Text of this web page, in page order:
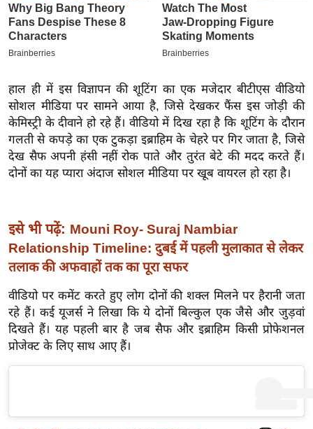
म
ई
-
प
र
मि
सा
ल
मि
सा
ल
श
ख्सि
य
त
यं
ग
हाल ही में इस विज्ञापन की शूटिंग का एक मजेदार बीटीएस वीडियो
सोशल मीडिया पर सामने आया है, जिसे देखकर फैंस इस जोड़ी की
केमिस्ट्री के दीवाने हो रहे हैं। वीडियो में दिख रहा है कि शूटिंग के दौरान
गलती से कपड़े का एक टुकड़ा इब्राहिम के चेहरे पर गिर जाता है, जिसे
देख सैफ अपनी हंसी नहीं रोक पाते और तुरंत बेटे की मदद करते हैं।
दोनों का यह प्यारा अंदाज सोशल मीडिया पर खूब वायरल हो रहा है।
इसे भी पढ़ें: Mouni Roy- Suraj Nambiar
Relationship Timeline: दुबई में पहली मुलाकात से लेकर
तलाक की अफवाहों तक का पूरा सफर
वीडियो पर कमेंट करते हुए लोग दोनों की शक्ल मिलने पर हैरानी जता
रहे हैं। कई यूजर्स ने लिखा कि ये दोनों बिल्कुल एक जैसे और जुड़वां
दिखते हैं। यह पहली बार है जब सैफ और इब्राहिम किसी प्रोफेशनल
प्रोजेक्ट के लिए साथ आए हैं।